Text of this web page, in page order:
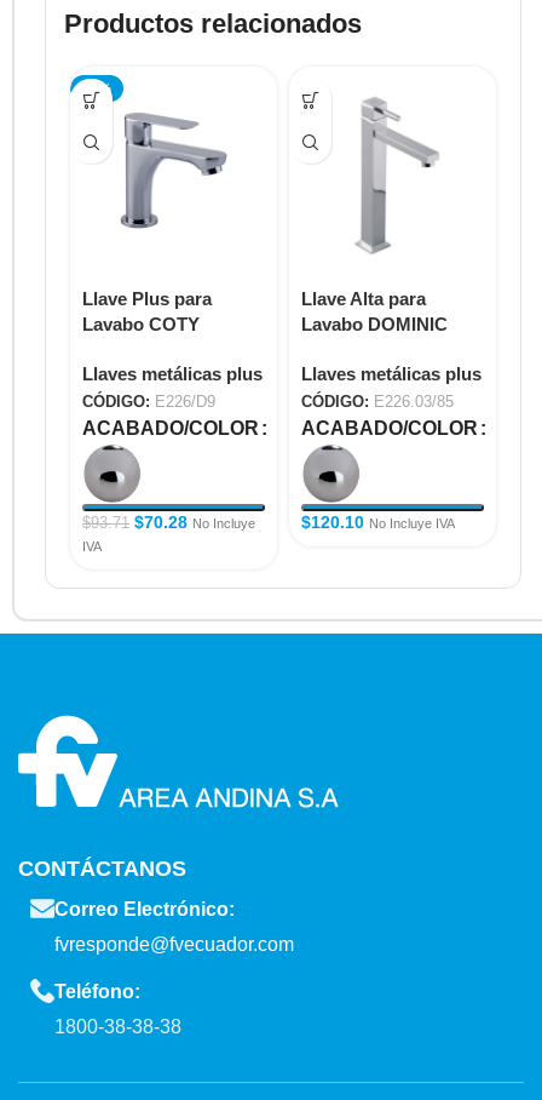
Productos relacionados
-25%
Llave Plus para
Lavabo COTY
Llaves metálicas plus
CÓDIGO: E226/D9
ACABADO/COLOR
$93.71 $70.28 No Incluye
IVA
Llave Alta para
Lavabo DOMINIC
Llaves metálicas plus
CÓDIGO: E226.03/85
ACABADO/COLOR
$120.10 No Incluye IVA
CONTÁCTANOS
Correo Electrónico:
fvresponde@fvecuador.com
Teléfono:
1800-38-38-38